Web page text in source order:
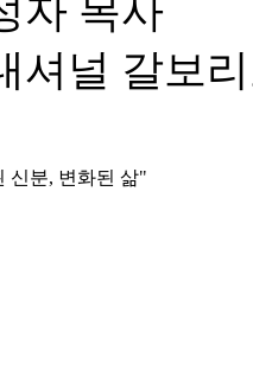
자 목사
셔널 갈보
신분, 변화된 삶"